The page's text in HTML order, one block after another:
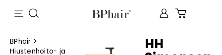
BPhair >
Hiustenhoito- ja
HH